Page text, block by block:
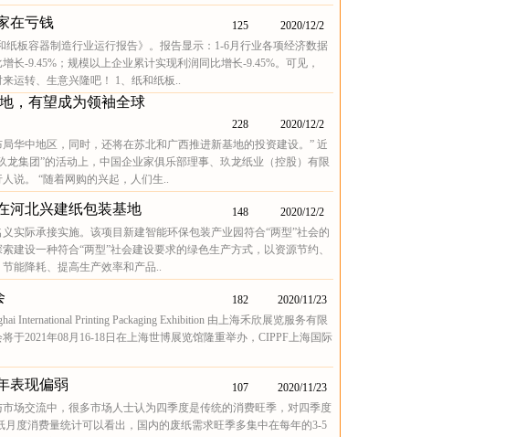
在亏钱 125
2020/12/2
纸板容器制造行业运行报告》。报告显示：1-6月行业各项经济数据
长-9.45%；规模以上企业累计实现利润同比增长-9.45%。可见，
运转、生意兴隆吧！ 1、纸和纸板..
，有望成为领袖全球
228
2020/12/2
华中地区，同时，还将在苏北和广西推进新基地的投资建设。” 近
集团”的活动上，中国企业家俱乐部理事、玖龙纸业（控股）有限
说。 “随着网购的兴起，人们生..
河北兴建纸包装基地 148
2020/12/2
实际承接实施。该项目新建智能环保包装产业园符合“两型”社会的
建设一种符合“两型”社会建设要求的绿色生产方式，以资源节约、
能降耗、提高生产效率和产品..
182
2020/11/23
International Printing Packaging Exhibition 由上海禾欣展览服务有限
于2021年08月16-18日在上海世博展览馆隆重举办，CIPPF上海国际
表现偏弱 107
2020/11/23
场交流中，很多市场人士认为四季度是传统的消费旺季，对四季度
度消费量统计可以看出，国内的废纸需求旺季多集中在每年的3-5